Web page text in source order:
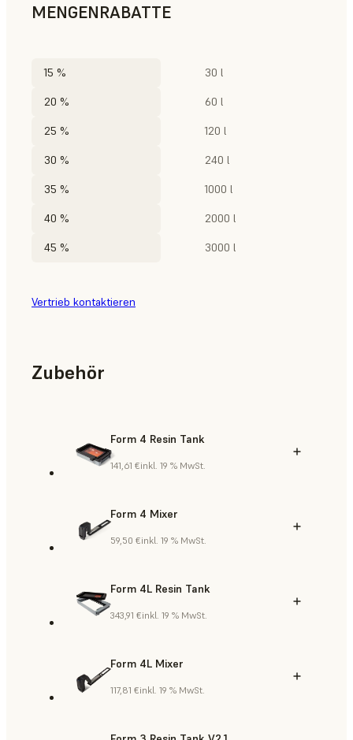
MENGENRABATTE
15 % 30 l
20 % 60 l
25 % 120 l
30 % 240 l
35 % 1000 l
40 % 2000 l
45 % 3000 l
Vertrieb kontaktieren
Zubehör
Form 4 Resin Tank
141,61 €inkl. 19 % MwSt.
Form 4 Mixer
59,50 €inkl. 19 % MwSt.
Form 4L Resin Tank
343,91 €inkl. 19 % MwSt.
Form 4L Mixer
117,81 €inkl. 19 % MwSt.